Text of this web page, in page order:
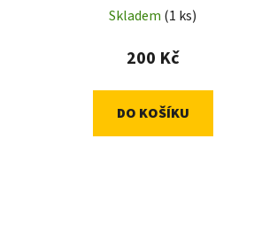
Skladem (1 ks)
200 Kč
DO KOŠÍKU